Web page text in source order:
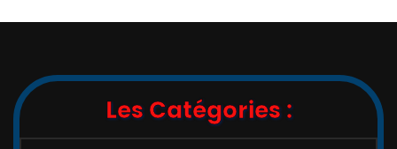
Les Catégories :